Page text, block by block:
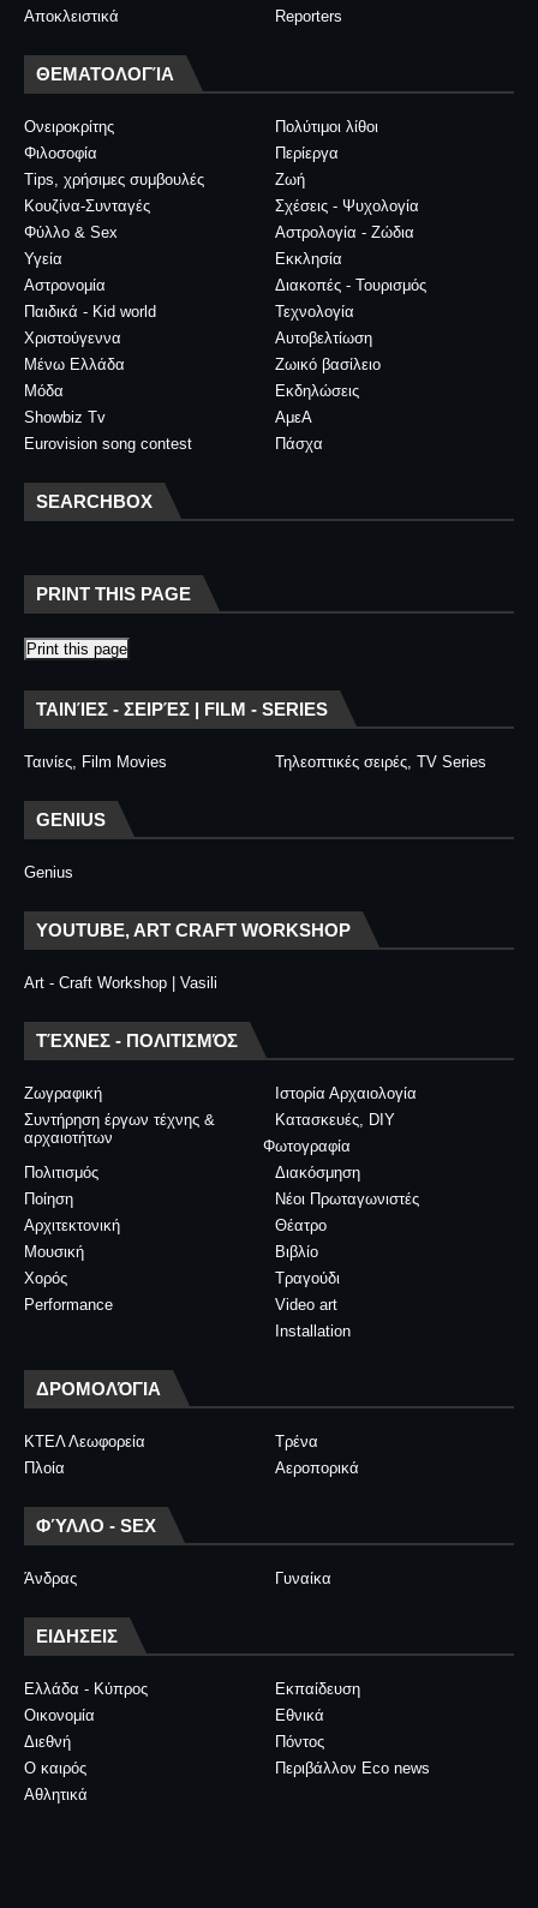
Αποκλειστικά Reporters
ΘΕΜΑΤΟΛΟΓΊΑ
Ονειροκρίτης
Πολύτιμοι λίθοι
Φιλοσοφία
Περίεργα
Tips, χρήσιμες συμβουλές
Ζωή
Κουζίνα-Συνταγές
Σχέσεις - Ψυχολογία
Φύλλο & Sex
Αστρολογία - Ζώδια
Υγεία
Εκκλησία
Αστρονομία
Διακοπές - Τουρισμός
Παιδικά - Kid world
Τεχνολογία
Χριστούγεννα
Αυτοβελτίωση
Μένω Ελλάδα
Ζωικό βασίλειο
Μόδα
Εκδηλώσεις
Showbiz Tv
ΑμεΑ
Eurovision song contest
Πάσχα
SEARCHBOX
PRINT THIS PAGE
Print this page
ΤΑΙΝΊΕΣ - ΣΕΙΡΈΣ | FILM - SERIES
Ταινίες, Film Movies Τηλεοπτικές σειρές, TV Series
GENIUS
Genius
YOUTUBE, ART CRAFT WORKSHOP
Art - Craft Workshop | Vasili
ΤΈΧΝΕΣ - ΠΟΛΙΤΙΣΜΌΣ
Ζωγραφική
Ιστορία Αρχαιολογία
Συντήρηση έργων τέχνης &
αρχαιοτήτων
Κατασκευές, DIY
Φωτογραφία
Διακόσμηση
Πολιτισμός
Νέοι Πρωταγωνιστές
Ποίηση
Θέατρο
Αρχιτεκτονική
Βιβλίο
Μουσική
Τραγούδι
Χορός
Video art
Performance
Installation
ΔΡΟΜΟΛΌΓΙΑ
ΚΤΕΛ Λεωφορεία
Τρένα
Πλοία
Αεροπορικά
ΦΎΛΛΟ - SEX
Άνδρας Γυναίκα
ΕΙΔΗΣΕΙΣ
Ελλάδα - Κύπρος
Εκπαίδευση
Οικονομία
Εθνικά
Διεθνή
Πόντος
Ο καιρός
Περιβάλλον Eco news
Αθλητικά